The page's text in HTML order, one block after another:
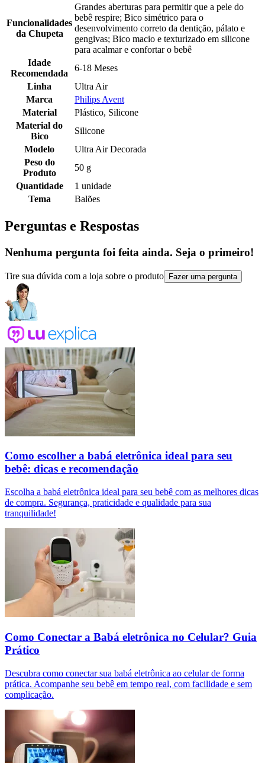
Funcionalidades
da Chupeta
Grandes aberturas para permitir que a pele do
bebê respire; Bico simétrico para o
desenvolvimento correto da dentição, pálato e
gengivas; Bico macio e texturizado em silicone
para acalmar e confortar o bebê
Idade
Recomendada
6-18 Meses
Linha
Ultra Air
Marca
Philips Avent
Material
Plástico, Silicone
Material do
Bico
Silicone
Modelo
Ultra Air Decorada
Peso do
Produto
50 g
Quantidade
1 unidade
Tema
Balões
Perguntas e Respostas
Nenhuma pergunta foi feita ainda. Seja o primeiro!
Tire sua dúvida com a loja sobre o produto Fazer uma pergunta
Como escolher a babá eletrônica ideal para seu
bebê: dicas e recomendação
Escolha a babá eletrônica ideal para seu bebê com as melhores dicas
de compra. Segurança, praticidade e qualidade para sua
tranquilidade!
Como Conectar a Babá eletrônica no Celular? Guia
Prático
Descubra como conectar sua babá eletrônica ao celular de forma
prática. Acompanhe seu bebê em tempo real, com facilidade e sem
complicação.